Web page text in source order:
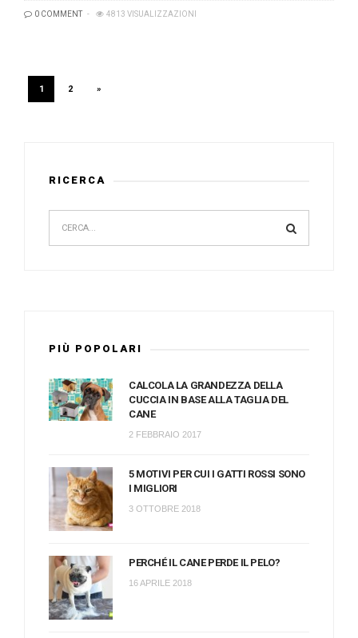
0 COMMENT 4813 VISUALIZZAZIONI
1 2 »
RICERCA
PIÙ POPOLARI
CALCOLA LA GRANDEZZA DELLA
CUCCIA IN BASE ALLA TAGLIA DEL
CANE
2 FEBBRAIO 2017
5 MOTIVI PER CUI I GATTI ROSSI SONO
I MIGLIORI
3 OTTOBRE 2018
PERCHÉ IL CANE PERDE IL PELO?
16 APRILE 2018